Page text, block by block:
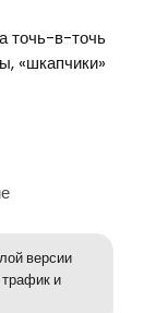
точь-в-точь
«шкапчики»
версии
и